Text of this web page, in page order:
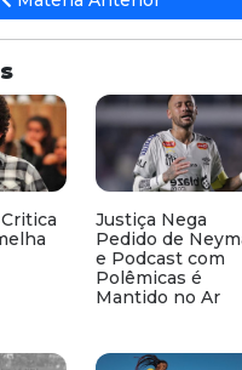
Justiça Nega
Pedido de
e Podcast com
Polêmicas é
Mantido no Ar